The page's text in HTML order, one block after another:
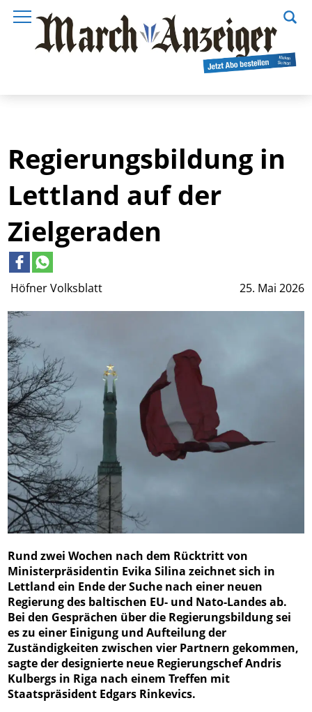
Höfner Volksblatt 25. Mai 2026
Regierungsbildung in
Lettland auf der
Zielgeraden
Rund zwei Wochen nach dem Rücktritt von
Ministerpräsidentin Evika Silina zeichnet sich in
Lettland ein Ende der Suche nach einer neuen
Regierung des baltischen EU- und Nato-Landes ab.
Bei den Gesprächen über die Regierungsbildung sei
es zu einer Einigung und Aufteilung der
Zuständigkeiten zwischen vier Partnern gekommen,
sagte der designierte neue Regierungschef Andris
Kulbergs in Riga nach einem Treffen mit
Staatspräsident Edgars Rinkevics.